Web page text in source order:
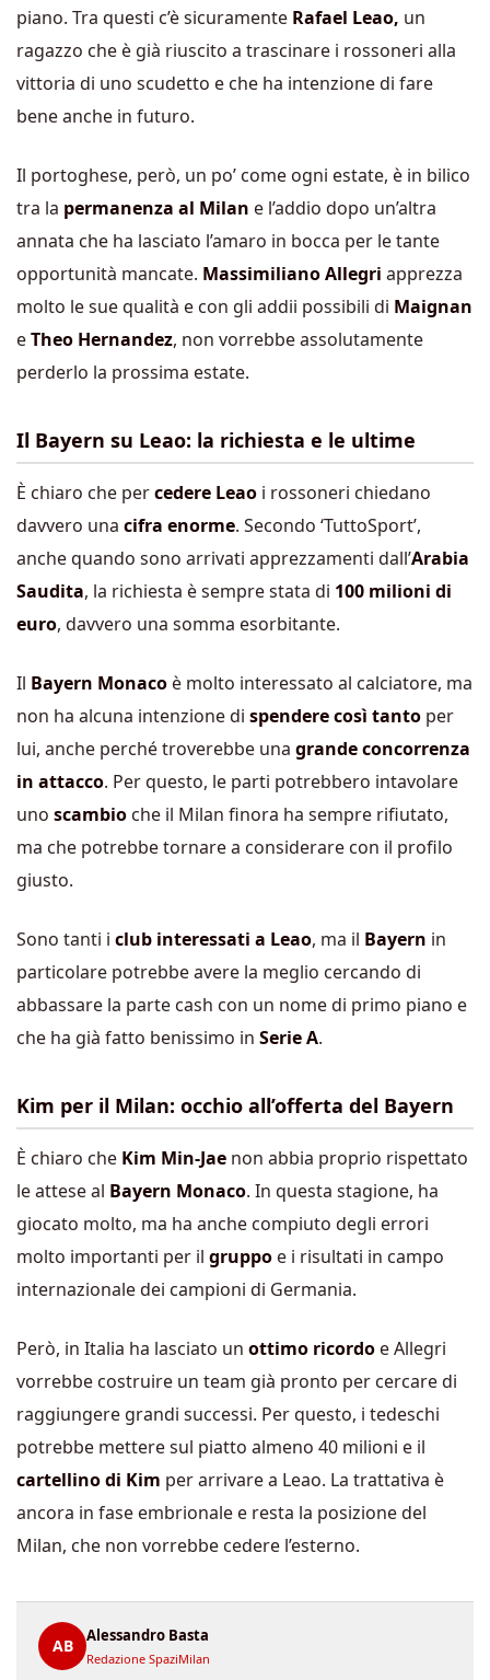
piano. Tra questi c’è sicuramente Rafael Leao, un
ragazzo che è già riuscito a trascinare i rossoneri alla
vittoria di uno scudetto e che ha intenzione di fare
bene anche in futuro.
Il portoghese, però, un po’ come ogni estate, è in bilico
tra la permanenza al Milan e l’addio dopo un’altra
annata che ha lasciato l’amaro in bocca per le tante
opportunità mancate. Massimiliano Allegri apprezza
molto le sue qualità e con gli addii possibili di Maignan
eTheo Hernandez, non vorrebbe assolutamente
perderlo la prossima estate.
Il Bayern su Leao: la richiesta e le ultime
È chiaro che percedere Leao i rossoneri chiedano
davvero una cifra enorme. Secondo ‘TuttoSport’,
anche quando sono arrivati apprezzamenti dall’Arabia
Saudita, la richiesta è sempre stata di 100 milioni di
euro, davvero una somma esorbitante.
Il Bayern Monaco è molto interessato al calciatore, ma
non ha alcuna intenzione di spendere così tanto per
lui, anche perché troverebbe una grande concorrenza
in attacco. Per questo, le parti potrebbero intavolare
uno scambio che il Milan finora ha sempre rifiutato,
ma che potrebbe tornare a considerare con il profilo
giusto.
Sono tanti i club interessati a Leao, ma il Bayern in
particolare potrebbe avere la meglio cercando di
abbassare la parte cash con un nome di primo piano e
che ha già fatto benissimo in Serie A.
Kim per il Milan: occhio all’offerta del Bayern
È chiaro che Kim Min-Jae non abbia proprio rispettato
le attese al Bayern Monaco. In questa stagione, ha
giocato molto, ma ha anche compiuto degli errori
molto importanti per il gruppo e i risultati in campo
internazionale dei campioni di Germania.
Però, in Italia ha lasciato un ottimo ricordo e Allegri
vorrebbe costruire un team già pronto per cercare di
raggiungere grandi successi. Per questo, i tedeschi
potrebbe mettere sul piatto almeno 40 milioni e il
cartellino di Kim per arrivare a Leao. La trattativa è
ancora in fase embrionale e resta la posizione del
Milan, che non vorrebbe cedere l’esterno.
AB
Alessandro Basta
Redazione SpaziMilan